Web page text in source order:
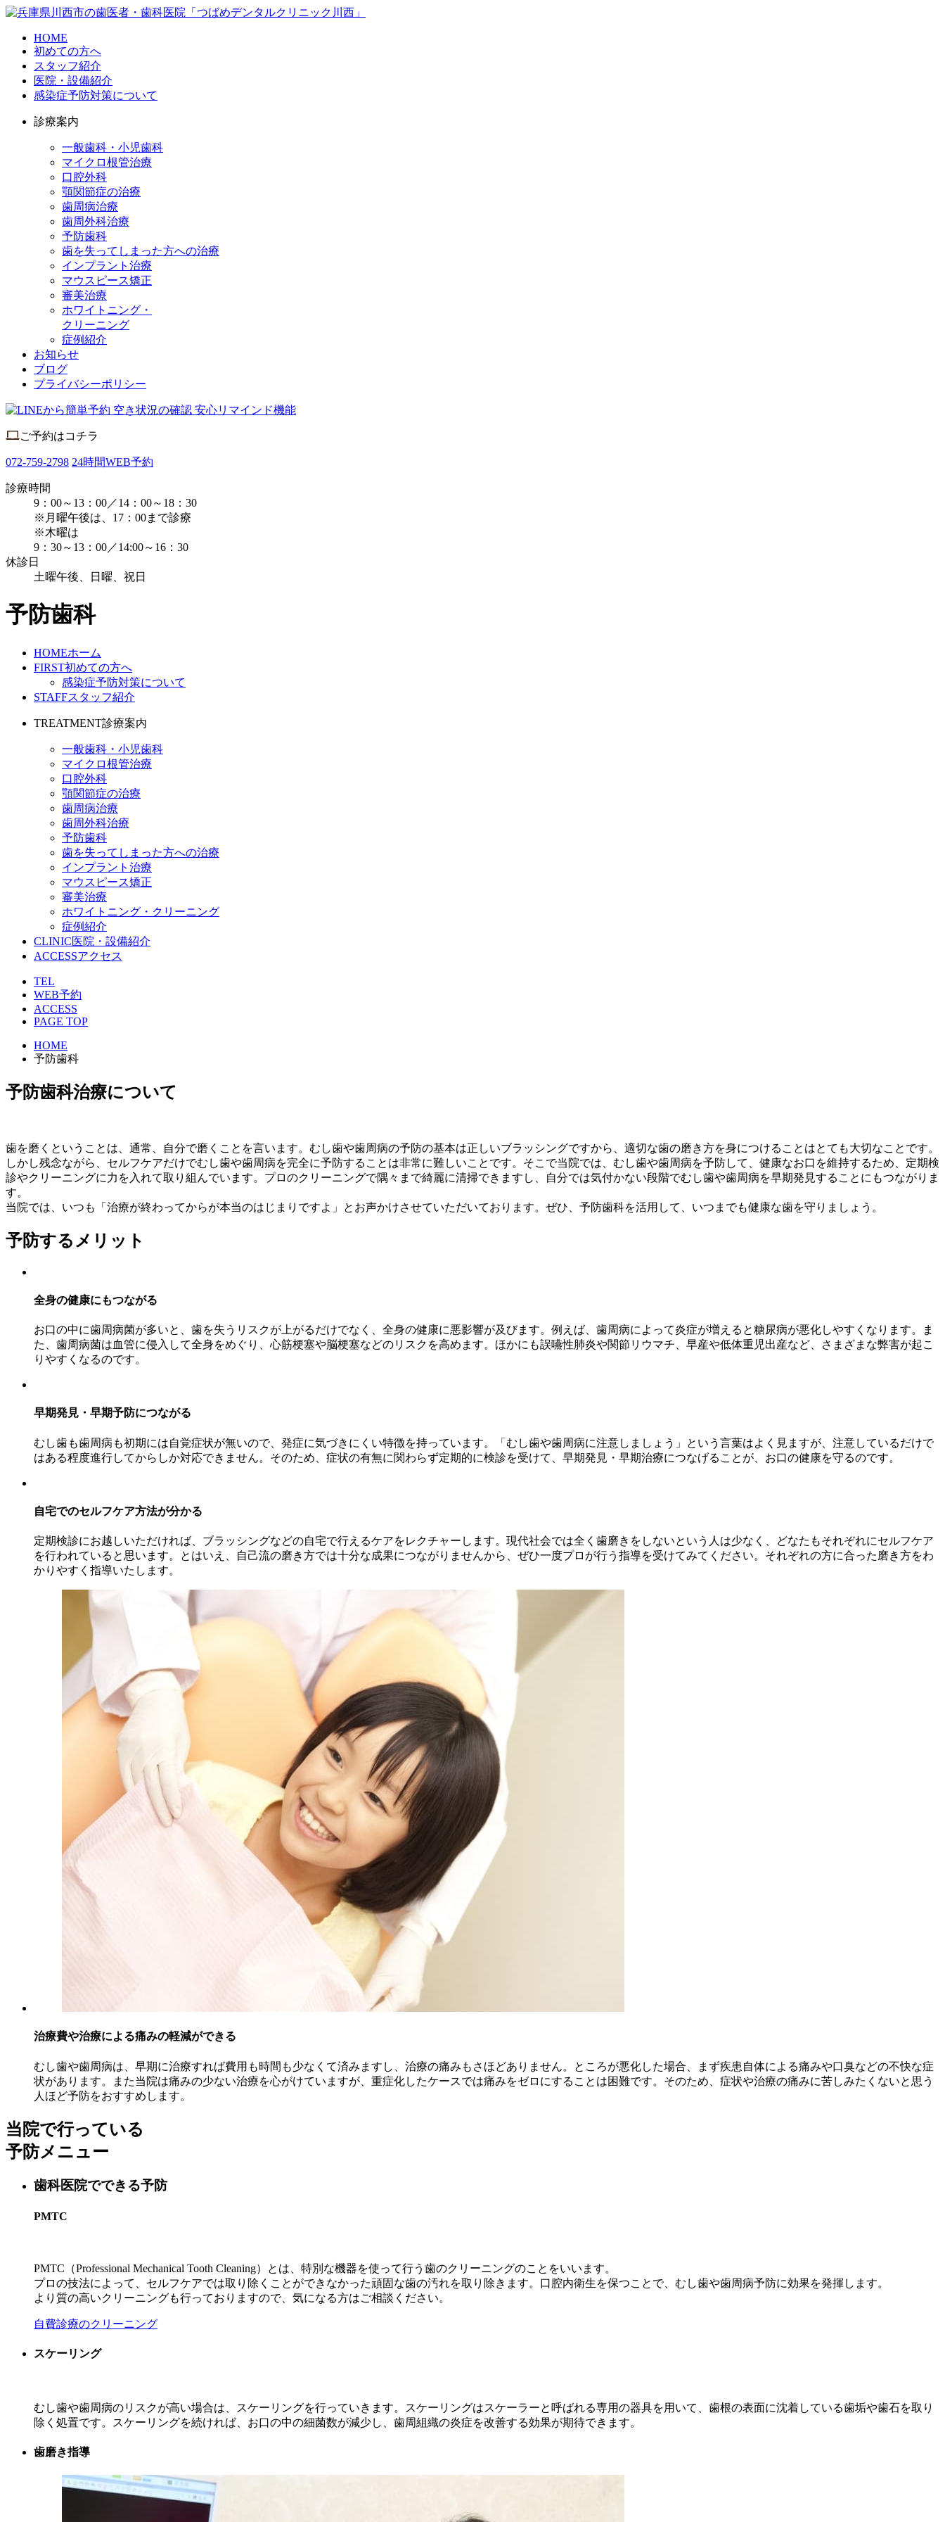
HOME
初めての方へ
スタッフ紹介
医院・設備紹介
感染症予防対策について
診療案内
一般歯科・小児歯科
マイクロ根管治療
口腔外科
顎関節症の治療
歯周病治療
歯周外科治療
予防歯科
歯を失ってしまった方への治療
インプラント治療
マウスピース矯正
審美治療
ホワイトニング・
クリーニング
症例紹介
お知らせ
ブログ
プライバシーポリシー
ご予約はコチラ
072-759-2798 24時間WEB予約
診療時間
9：00～13：00／14：00～18：30
※月曜午後は、17：00まで診療
※木曜は
9：30～13：00／14:00～16：30
休診日
土曜午後、日曜、祝日
予防歯科
HOMEホーム
FIRST初めての方へ
感染症予防対策について
STAFFスタッフ紹介
TREATMENT診療案内
一般歯科・小児歯科
マイクロ根管治療
口腔外科
顎関節症の治療
歯周病治療
歯周外科治療
予防歯科
歯を失ってしまった方への治療
インプラント治療
マウスピース矯正
審美治療
ホワイトニング・クリーニング
症例紹介
CLINIC医院・設備紹介
ACCESSアクセス
TEL
WEB予約
ACCESS
PAGE TOP
HOME
予防歯科
予防歯科治療について
歯を磨くということは、通常、自分で磨くことを言います。むし歯や歯周病の予防の基本は正しいブラッシングですから、適切な歯の磨き方を身につけることはとても大切なことです。
しかし残念ながら、セルフケアだけでむし歯や歯周病を完全に予防することは非常に難しいことです。そこで当院では、むし歯や歯周病を予防して、健康なお口を維持するため、定期検
診やクリーニングに力を入れて取り組んでいます。プロのクリーニングで隅々まで綺麗に清掃できますし、自分では気付かない段階でむし歯や歯周病を早期発見することにもつながりま
す。
当院では、いつも「治療が終わってからが本当のはじまりですよ」とお声かけさせていただいております。ぜひ、予防歯科を活用して、いつまでも健康な歯を守りましょう。
予防するメリット
全身の健康にもつながる
お口の中に歯周病菌が多いと、歯を失うリスクが上がるだけでなく、全身の健康に悪影響が及びます。例えば、歯周病によって炎症が増えると糖尿病が悪化しやすくなります。ま
た、歯周病菌は血管に侵入して全身をめぐり、心筋梗塞や脳梗塞などのリスクを高めます。ほかにも誤嚥性肺炎や関節リウマチ、早産や低体重児出産など、さまざまな弊害が起こ
りやすくなるのです。
早期発見・早期予防につながる
むし歯も歯周病も初期には自覚症状が無いので、発症に気づきにくい特徴を持っています。「むし歯や歯周病に注意しましょう」という言葉はよく見ますが、注意しているだけで
はある程度進行してからしか対応できません。そのため、症状の有無に関わらず定期的に検診を受けて、早期発見・早期治療につなげることが、お口の健康を守るのです。
自宅でのセルフケア方法が分かる
定期検診にお越しいただければ、ブラッシングなどの自宅で行えるケアをレクチャーします。現代社会では全く歯磨きをしないという人は少なく、どなたもそれぞれにセルフケア
を行われていると思います。とはいえ、自己流の磨き方では十分な成果につながりませんから、ぜひ一度プロが行う指導を受けてみてください。それぞれの方に合った磨き方をわ
かりやすく指導いたします。
治療費や治療による痛みの軽減ができる
むし歯や歯周病は、早期に治療すれば費用も時間も少なくて済みますし、治療の痛みもさほどありません。ところが悪化した場合、まず疾患自体による痛みや口臭などの不快な症
状があります。また当院は痛みの少ない治療を心がけていますが、重症化したケースでは痛みをゼロにすることは困難です。そのため、症状や治療の痛みに苦しみたくないと思う
人ほど予防をおすすめします。
当院で行っている
予防メニュー
歯科医院でできる予防
PMTC
PMTC（Professional Mechanical Tooth Cleaning）とは、特別な機器を使って行う歯のクリーニングのことをいいます。
プロの技法によって、セルフケアでは取り除くことができなかった頑固な歯の汚れを取り除きます。口腔内衛生を保つことで、むし歯や歯周病予防に効果を発揮します。
より質の高いクリーニングも行っておりますので、気になる方はご相談ください。
自費診療のクリーニング
スケーリング
むし歯や歯周病のリスクが高い場合は、スケーリングを行っていきます。スケーリングはスケーラーと呼ばれる専用の器具を用いて、歯根の表面に沈着している歯垢や歯石を取り
除く処置です。スケーリングを続ければ、お口の中の細菌数が減少し、歯周組織の炎症を改善する効果が期待できます。
歯磨き指導